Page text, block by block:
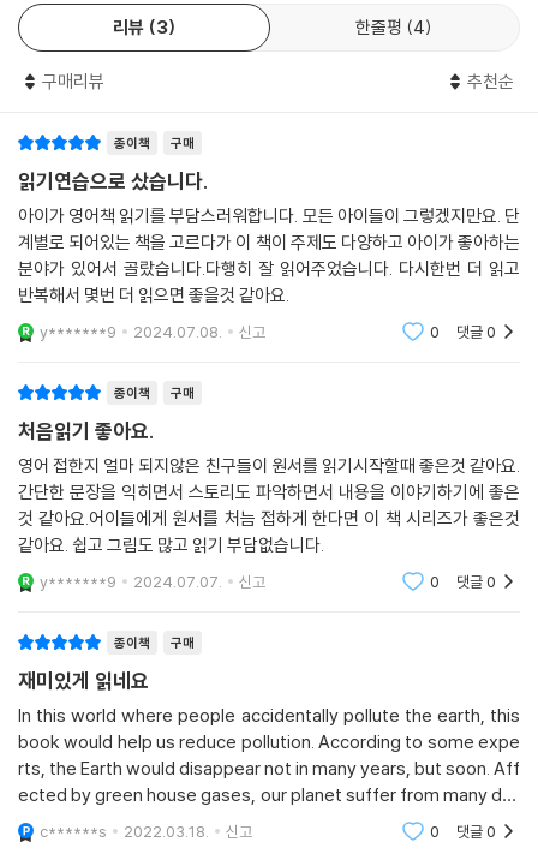
리뷰 3 한줄평 4
구매리뷰 추천순
종이책 구매
읽기연습으로 샀습니다.
아이가 영어책 읽기를 부담스러워합니다. 모든 아이들이 그렇겠지만요. 단
계별로 되어있는 책을 고르다가 이 책이 주제도 다양하고 아이가 좋아하는
분야가 있어서 골랐습니다.다행히 잘 읽어주었습니다. 다시한번 더 읽고
반복해서 몇번 더 읽으면 좋을것 같아요.
y*******9 2024.07.08. 신고 0 댓글0
종이책 구매
처음읽기 좋아요.
영어 접한지 얼마 되지않은 친구들이 원서를 읽기시작할때 좋은것 같아요.
간단한 문장을 익히면서 스토리도 파악하면서 내용을 이야기하기에 좋은
것 같아요.어이들에게 원서를 처늠 접하게 한다면 이 책 시리즈가 좋은것
같아요. 쉽고 그림도 많고 읽기 부담없습니다.
y*******9 2024.07.07. 신고 0 댓글0
종이책 구매
재미있게 읽네요
In this world where people accidentally pollute the earth, this
book would help us reduce pollution. According to some expe
rts, the Earth would disappear not in many years, but soon. Aff
ected by green house gases, our planet suffer from many diff
icuties. I hope our children will read this book to help our precio
us earth.
c******s 2022.03.18. 신고 0 댓글0